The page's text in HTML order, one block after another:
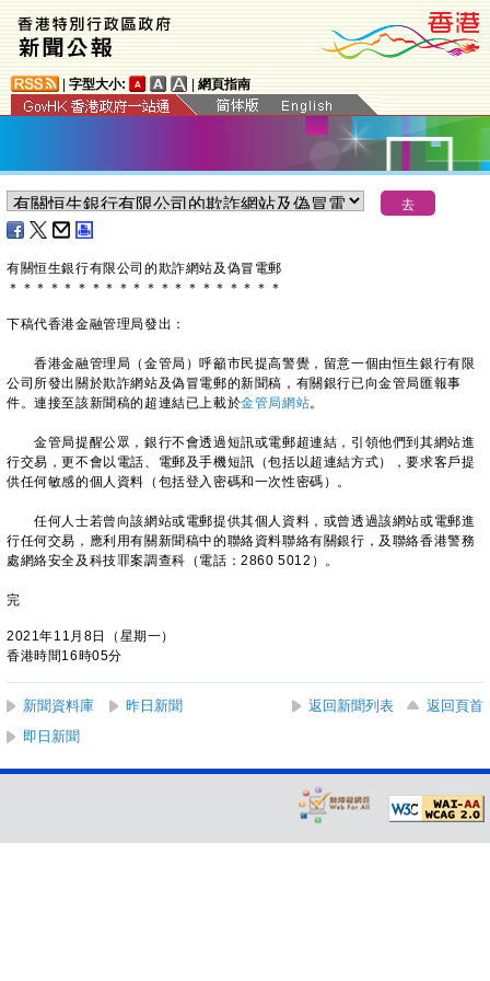
字型大小: 網頁指南
有關恒生銀行有限公司的欺詐網站及偽冒電郵
＊ ＊ ＊ ＊ ＊ ＊ ＊ ＊ ＊ ＊ ＊ ＊ ＊ ＊ ＊ ＊ ＊ ＊ ＊ ＊
下稿代香港金融管理局發出：
香港金融管理局（金管局）呼籲市民提高警覺，留意一個由恒生銀行有限
公司所發出關於欺詐網站及偽冒電郵的新聞稿，有關銀行已向金管局匯報事
件。連接至該新聞稿的超連結已上載於金管局網站。
金管局提醒公眾，銀行不會透過短訊或電郵超連結，引領他們到其網站進
行交易，更不會以電話、電郵及手機短訊（包括以超連結方式），要求客戶提
供任何敏感的個人資料（包括登入密碼和一次性密碼）。
任何人士若曾向該網站或電郵提供其個人資料，或曾透過該網站或電郵進
行任何交易，應利用有關新聞稿中的聯絡資料聯絡有關銀行，及聯絡香港警務
處網絡安全及科技罪案調查科（電話：2860 5012）。
完
2021年11月8日（星期一）
香港時間16時05分
新聞資料庫 昨日新聞 返回新聞列表
返回頁首
即日新聞